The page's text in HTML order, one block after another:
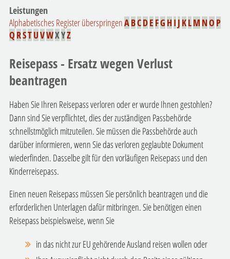
Leistungen
Alphabetisches Register überspringenABCDE FG H I J KLM NO P
Q RSTUVWXYZ
Reisepass - Ersatz wegen Verlust
beantragen
Haben Sie Ihren Reisepass verloren oder er wurde Ihnen gestohlen?
Dann sind Sie verpflichtet, dies der zuständigen Passbehörde
schnellstmöglich mitzuteilen. Sie müssen die Passbehörde auch
darüber informieren, wenn Sie das verloren geglaubte Dokument
wiederfinden. Dasselbe gilt für den vorläufigen Reisepass und den
Kinderreisepass.
Einen neuen Reisepass müssen Sie persönlich beantragen und die
erforderlichen Unterlagen dafür mitbringen.Sie benötigen einen
Reisepass beispielsweise, wenn Sie
in das nicht zur EU gehörende Ausland reisen wollen oder